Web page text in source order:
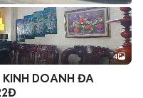
4
KINH DOANH ĐA